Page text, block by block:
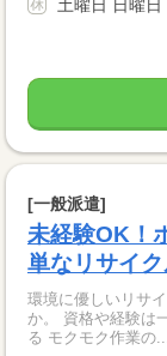
土曜日 日曜日
[一般派遣]
未経験OK！
単なリサイ
環境に優しいリサ
か。 資格や経験は一切不問です。 自分のペースでコツコツ進められ
る モクモク作業の